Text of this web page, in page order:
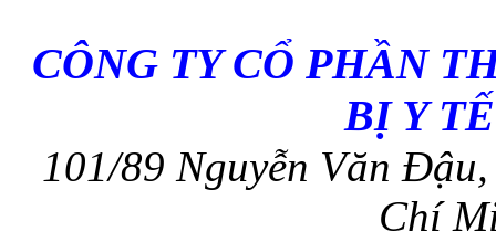
CÔNG TY CỔ PHẦN
BỊ Y
101/89 Nguyễn Văn
Chí